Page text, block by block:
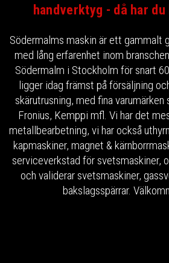
handverktyg - då har
Södermalms maskin är ett gammalt
med lång erfarenhet inom
Södermalm i Stockholm för snart
ligger idag främst på försäljning
skärutrusning, med fina
Fronius, Kemppi mfl. Vi har det
metallbearbetning, vi har också
kapmaskiner, magnet &
serviceverkstad för svetsmaskiner,
och validerar svetsmaskiner,
bakslagsspärrar.